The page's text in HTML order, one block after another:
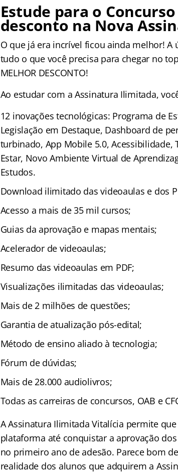
Estude para o
desconto na Nova
O que já era incrível ficou ainda melhor!
tudo o que você precisa para chegar no
MELHOR DESCONTO!
Ao estudar com a Assinatura Ilimitada,
12 inovações tecnológicas: Programa de
Legislação em Destaque, Dashboard de
turbinado, App Mobile 5.0, Acessibilidade,
Estar, Novo Ambiente Virtual de
Estudos.
Download ilimitado das videoaulas e dos
Acesso a mais de 35 mil cursos;
Guias da aprovação e mapas mentais;
Acelerador de videoaulas;
Resumo das videoaulas em PDF;
Visualizações ilimitadas das videoaulas;
Mais de 2 milhões de questões;
Garantia de atualização pós-edital;
Método de ensino aliado à tecnologia;
Fórum de dúvidas;
Mais de 28.000 audiolivros;
Todas as carreiras de concursos, OAB e
A Assinatura Ilimitada Vitalícia permite
plataforma até conquistar a aprovação
no primeiro ano de adesão. Parece bom
realidade dos alunos que adquirem a